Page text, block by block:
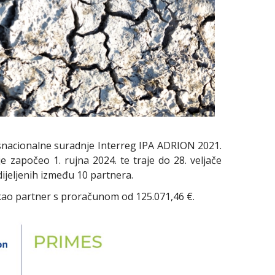
suradnje Interreg IPA ADRION 2021.
započeo 1. rujna 2024. te traje do 28. veljače
između 10 partnera.
partner s proračunom od 125.071,46 €.